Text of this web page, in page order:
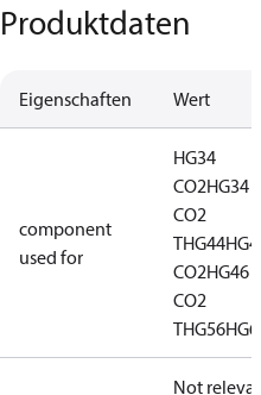
Produktdaten
Eigenschaften Wert
component
used for
HG34
CO2HG34
CO2
THG44HG44
CO2HG46
CO2
THG56HG66
Not relevant